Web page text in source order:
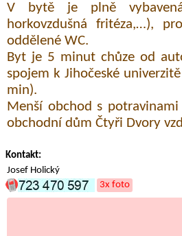
V bytě je plně
horkovzdušná fritéza,…),
oddělené WC.
Byt je 5 minut chůze od
spojem k Jihočeské
min).
Menší obchod s
obchodní dům Čtyři Dvory
Kontakt:
Josef Holický
3x foto